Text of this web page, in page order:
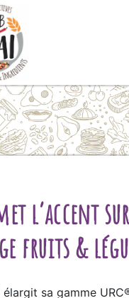
l’accent
fruits &
élargit sa gamme